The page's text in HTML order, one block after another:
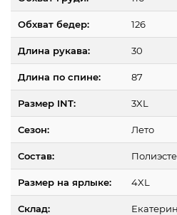
Обхват бедер: 126
Длина рукава: 30
Длина по спине: 87
Размер INT: 3XL
Сезон: Лето
Состав:
Размер на ярлыке: 4XL
Склад: